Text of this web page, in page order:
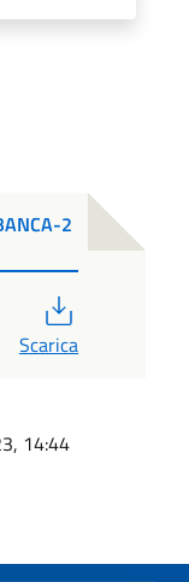
2
Scarica
14:44